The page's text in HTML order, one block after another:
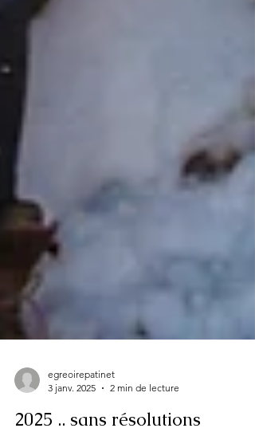
3 janv. 2025
2 min de lecture